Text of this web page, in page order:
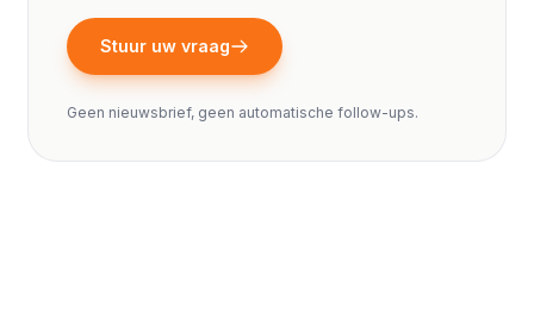
Stuur uw vraag
Geen nieuwsbrief, geen automatische follow-ups.